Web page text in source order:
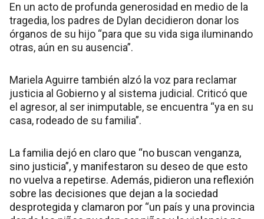
En un acto de profunda generosidad en medio de la
tragedia, los padres de Dylan decidieron donar los
órganos de su hijo “para que su vida siga iluminando
otras, aún en su ausencia”.
Mariela Aguirre también alzó la voz para reclamar
justicia al Gobierno y al sistema judicial. Criticó que
el agresor, al ser inimputable, se encuentra “ya en su
casa, rodeado de su familia”.
La familia dejó en claro que “no buscan venganza,
sino justicia”, y manifestaron su deseo de que esto
no vuelva a repetirse. Además, pidieron una reflexión
sobre las decisiones que dejan a la sociedad
desprotegida y clamaron por “un país y una provincia